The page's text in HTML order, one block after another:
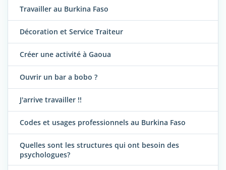
Travailler au Burkina Faso
Décoration et Service Traiteur
Créer une activité à Gaoua
Ouvrir un bar a bobo ?
J'arrive travailler !!
Codes et usages professionnels au Burkina Faso
Quelles sont les structures qui ont besoin des
psychologues?